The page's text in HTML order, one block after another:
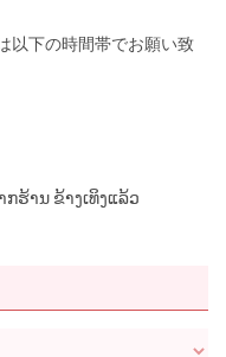
以下の時間帯でお願い致
ຮ້ານ ຂ້າງເທິງແລ້ວ